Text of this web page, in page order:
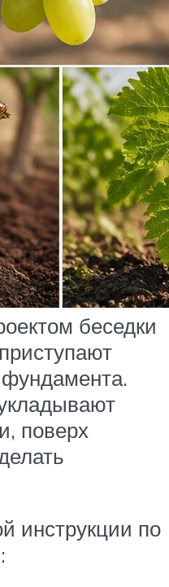
беседки
поверх
инструкции по